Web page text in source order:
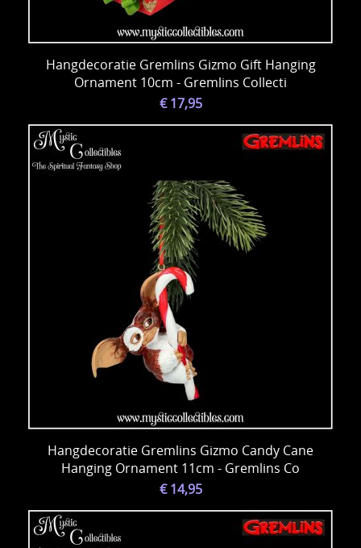
Hangdecoratie Gremlins Gizmo Gift Hanging
Ornament 10cm - Gremlins Collecti
€ 17,95
Hangdecoratie Gremlins Gizmo Candy Cane
Hanging Ornament 11cm - Gremlins Co
€ 14,95